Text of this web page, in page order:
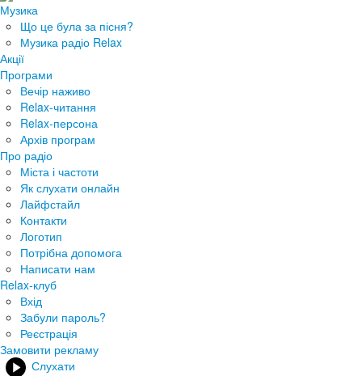
Музика
Що це була за пісня?
Музика радіо Relax
Акції
Програми
Вечір наживо
Relax-читання
Relax-персона
Архів програм
Про радіо
Міста і частоти
Як слухати онлайн
Лайфстайл
Контакти
Логотип
Потрібна допомога
Написати нам
Relax-клуб
Вхід
Забули пароль?
Реєстрація
Замовити рекламу
Слухати